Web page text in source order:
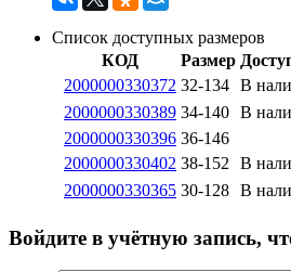
Список доступных размеров
КОД
Размер
2000000330372 32-134 В
2000000330389 34-140 В
2000000330396 36-146
2000000330402 38-152 В
2000000330365 30-128 В
Войдите в учётную запись,